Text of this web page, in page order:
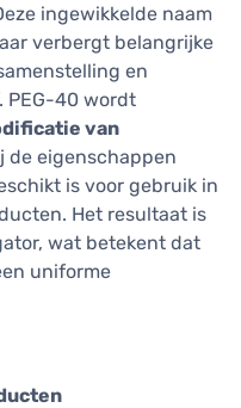
ingewikkelde naam
verbergt belangrijke
en
PEG-40 wordt
van
de eigenschappen
is voor gebruik in
Het resultaat is
wat betekent dat
uniforme